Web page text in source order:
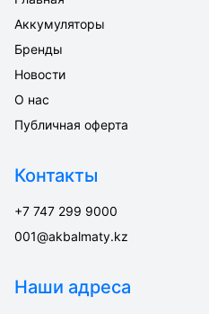
Аккумуляторы
Бренды
Новости
О нас
Публичная оферта
Контакты
+7 747 299 9000
001@akbalmaty.kz
Наши адреса